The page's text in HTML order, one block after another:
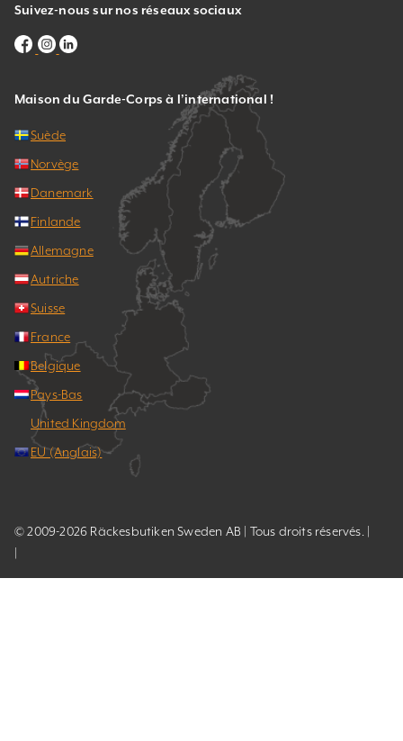
Suivez-nous sur nos réseaux sociaux
Maison du Garde-Corps à l’international !
Suède
Norvège
Danemark
Finlande
Allemagne
Autriche
Suisse
France
Belgique
Pays-Bas
United Kingdom
EU (Anglais)
© 2009-2026 Räckesbutiken Sweden AB | Tous droits réservés. |